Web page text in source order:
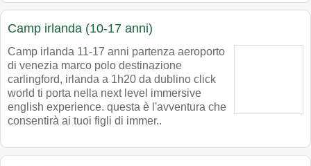
Camp irlanda (10-17 anni)
Camp irlanda 11-17 anni partenza aeroporto
di venezia marco polo destinazione
carlingford, irlanda a 1h20 da dublino click
world ti porta nella next level immersive
english experience. questa è l'avventura che
consentirà ai tuoi figli di immer..